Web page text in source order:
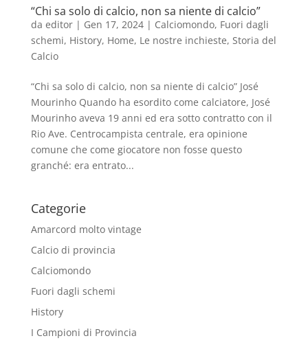
“Chi sa solo di calcio, non sa niente di calcio”
da editor| Gen 17, 2024| Calciomondo, Fuori dagli
schemi, History, Home, Le nostre inchieste, Storia del
Calcio
“Chi sa solo di calcio, non sa niente di calcio” José
Mourinho Quando ha esordito come calciatore, José
Mourinho aveva 19 anni ed era sotto contratto con il
Rio Ave. Centrocampista centrale, era opinione
comune che come giocatore non fosse questo
granché: era entrato...
Categorie
Amarcord molto vintage
Calcio di provincia
Calciomondo
Fuori dagli schemi
History
I Campioni di Provincia